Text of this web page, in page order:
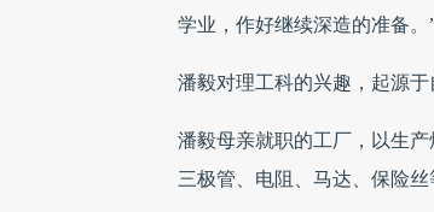
学业，作好继续深造的准备。
潘毅对理工科的兴趣，起源于
潘毅母亲就职的工厂，以生
三极管、电阻、马达、保险丝